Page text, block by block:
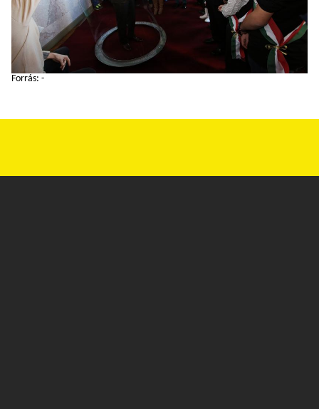
Forrás: -